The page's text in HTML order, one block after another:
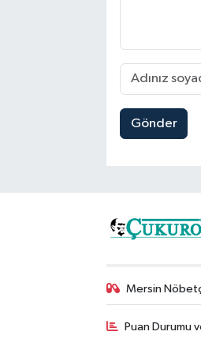
Gönder
Mersin
Puan Durumu